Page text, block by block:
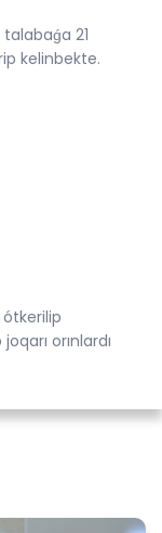
21
kelinbekte.
ótkerilip
orınlardı